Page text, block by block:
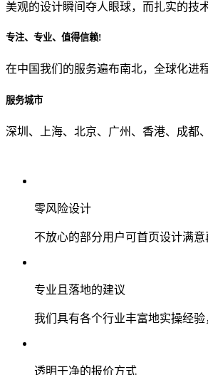
从哪里了解到我们？
美观的设计瞬间夺人眼球，而扎实的技
专注、专业、值得信赖!
在中国我们的服务遍布南北，全球化进
服务城市
深圳、上海、北京、广州、香港、成都
零风险设计
不放心的部分用户可首页设计满
专业且落地的建议
我们具有各个行业丰富地实操经
透明干净的报价方式